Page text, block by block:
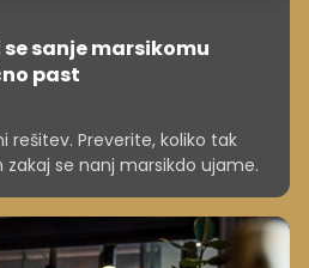
se sanje marsikomu
past
rešitev. Preverite, koliko tak
se nanj marsikdo ujame.